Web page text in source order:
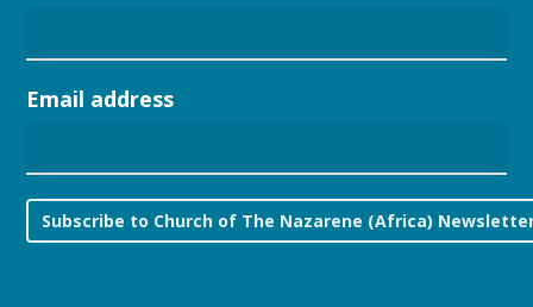
Email address